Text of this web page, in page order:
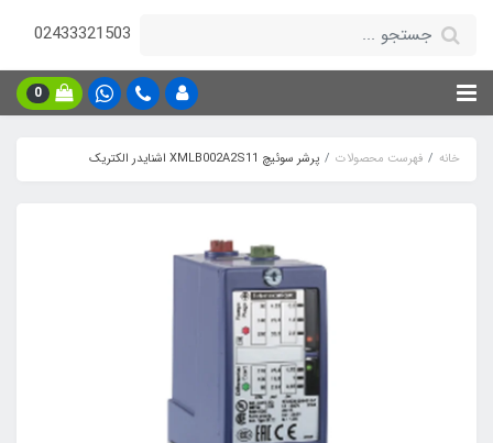
02433321503
0
خانه فهرست محصولات پرشر سوئیچ XMLB002A2S11 اشنایدر الکتریک